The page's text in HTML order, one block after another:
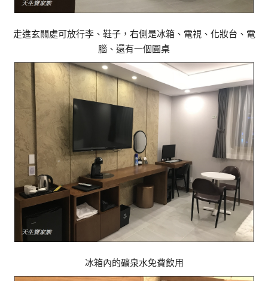
走進玄關處可放行李、鞋子，右側是冰箱、電視、化妝台、電
腦、還有一個圓桌
冰箱內的礦泉水免費飲用